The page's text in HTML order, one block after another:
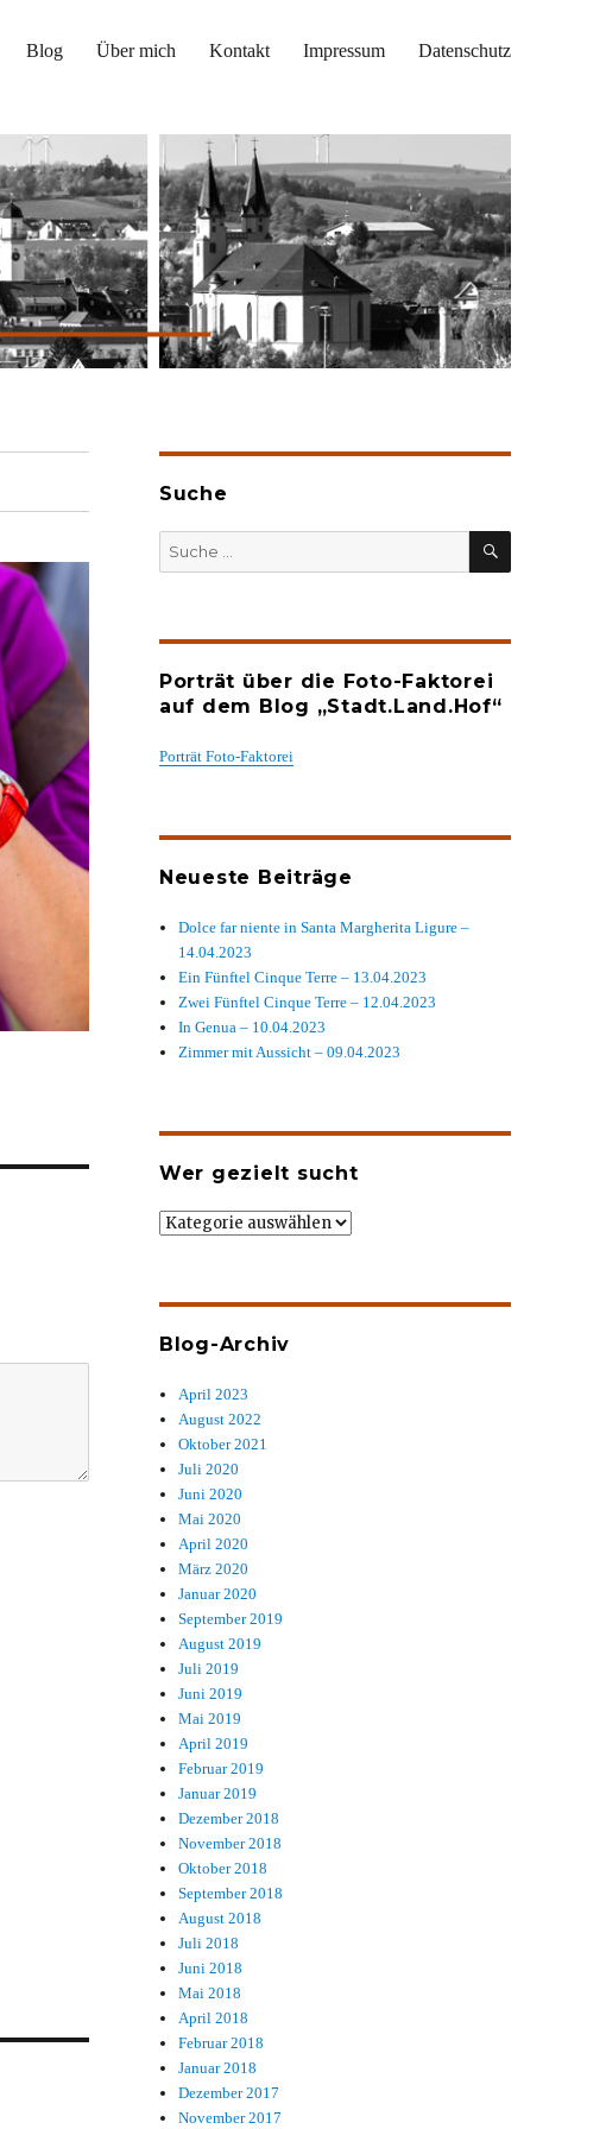
Blog Über mich Kontakt Impressum Datenschutz
Suche
SUCHEN
Porträt über die Foto-Faktorei
auf dem Blog „Stadt.Land.Hof“
Porträt Foto-Faktorei
Neueste Beiträge
Dolce far niente in Santa Margherita Ligure –
14.04.2023
Ein Fünftel Cinque Terre – 13.04.2023
Zwei Fünftel Cinque Terre – 12.04.2023
In Genua – 10.04.2023
Zimmer mit Aussicht – 09.04.2023
Wer gezielt sucht
Wer
Blog-Archiv
April 2023
August 2022
Oktober 2021
Juli 2020
Juni 2020
Mai 2020
April 2020
März 2020
Januar 2020
September 2019
August 2019
Juli 2019
Juni 2019
Mai 2019
April 2019
Februar 2019
Januar 2019
Dezember 2018
November 2018
Oktober 2018
September 2018
August 2018
Juli 2018
Juni 2018
Mai 2018
April 2018
Februar 2018
Januar 2018
Dezember 2017
November 2017